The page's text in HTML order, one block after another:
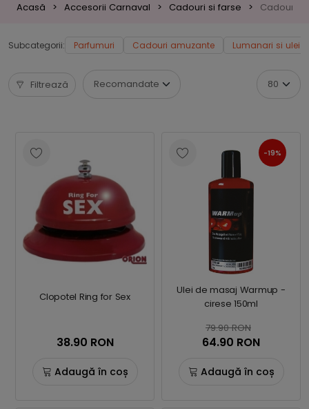
Acasă Accesorii Carnaval Cadouri si farse Cadouri
Subcategorii: Parfumuri Cadouri amuzante Lumanari si ulei
Filtrează
Clopotel Ring for Sex
38.90 RON
Adaugă în coș
-19%
Ulei de masaj Warmup -
cirese 150ml
79.90 RON
64.90 RON
Adaugă în coș